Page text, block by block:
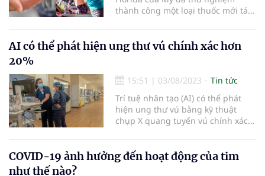
thành công một loại thuốc mới tác
AI có thể phát hiện ung thư vú chính xác hơn
20%
15:51 | 03/08/2023
Tin tức
Trí tuệ nhân tạo (AI) có thể phát
hiện ung thư vú bằng kỹ thuật
chụp X quang tuyến vú chính xác
COVID-19 ảnh hưởng đến hoạt động của tim
như thế nào?